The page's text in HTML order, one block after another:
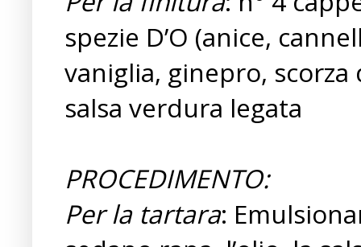
spezie D’O (anice,
vaniglia, ginepro, scorza
salsa verdura legata
PROCEDIMENTO:
Per la tartara: